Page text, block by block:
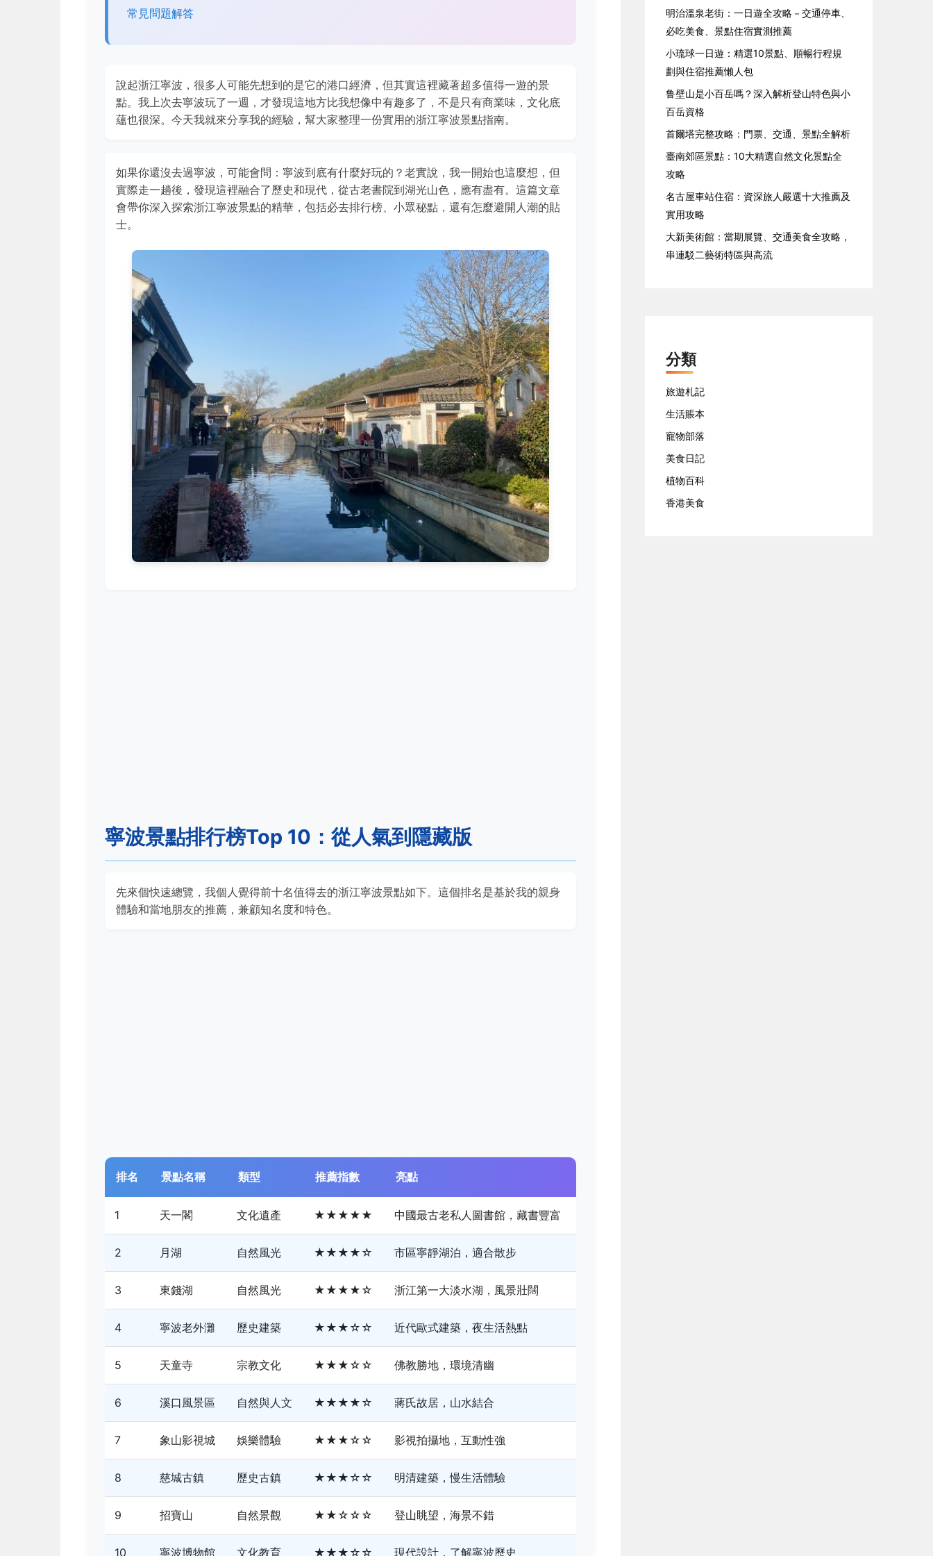
常見問題解答
說起浙江寧波，很多人可能先想到的是它的港口經濟，但其實這裡藏著超多值得一遊的景
點。我上次去寧波玩了一週，才發現這地方比我想像中有趣多了，不是只有商業味，文化底
蘊也很深。今天我就來分享我的經驗，幫大家整理一份實用的浙江寧波景點指南。
如果你還沒去過寧波，可能會問：寧波到底有什麼好玩的？老實說，我一開始也這麼想，但
實際走一趟後，發現這裡融合了歷史和現代，從古老書院到湖光山色，應有盡有。這篇文章
會帶你深入探索浙江寧波景點的精華，包括必去排行榜、小眾秘點，還有怎麼避開人潮的貼
士。
寧波景點排行榜Top 10：從人氣到隱藏版
先來個快速總覽，我個人覺得前十名值得去的浙江寧波景點如下。這個排名是基於我的親身
體驗和當地朋友的推薦，兼顧知名度和特色。
排名 景點名稱 類型 推薦指數 亮點
1 天一閣 文化遺產 ★★★★★ 中國最古老私人圖書館，藏書豐富
2 月湖 自然風光 ★★★★☆ 市區寧靜湖泊，適合散步
3 東錢湖 自然風光 ★★★★☆ 浙江第一大淡水湖，風景壯闊
4 寧波老外灘 歷史建築 ★★★☆☆ 近代歐式建築，夜生活熱點
5 天童寺 宗教文化 ★★★☆☆ 佛教勝地，環境清幽
6 溪口風景區 自然與人文 ★★★★☆ 蔣氏故居，山水結合
7 象山影視城 娛樂體驗 ★★★☆☆ 影視拍攝地，互動性強
8 慈城古鎮 歷史古鎮 ★★★☆☆ 明清建築，慢生活體驗
9 招寶山 自然景觀 ★★☆☆☆ 登山眺望，海景不錯
10 寧波博物館 文化教育 ★★★☆☆ 現代設計，了解寧波歷史
明治溫泉老街：一日遊全攻略－交通停車、
必吃美食、景點住宿實測推薦
小琉球一日遊：精選10景點、順暢行程規
劃與住宿推薦懶人包
鲁壁山是小百岳嗎？深入解析登山特色與小
百岳資格
首爾塔完整攻略：門票、交通、景點全解析
臺南郊區景點：10大精選自然文化景點全
攻略
名古屋車站住宿：資深旅人嚴選十大推薦及
實用攻略
大新美術館：當期展覽、交通美食全攻略，
串連駁二藝術特區與高流
分類
旅遊札記
生活賬本
寵物部落
美食日記
植物百科
香港美食